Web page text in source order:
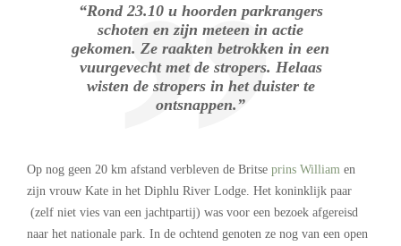
“Rond 23.10 u hoorden parkrangers
schoten en zijn meteen in actie
gekomen. Ze raakten betrokken in een
vuurgevecht met de stropers. Helaas
wisten de stropers in het duister te
ontsnappen.”
Op nog geen 20 km afstand verbleven de Britse prins William en
zijn vrouw Kate in het Diphlu River Lodge. Het koninklijk paar
(zelf niet vies van een jachtpartij) was voor een bezoek afgereisd
naar het nationale park. In de ochtend genoten ze nog van een open